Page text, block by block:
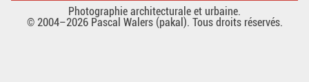
Photographie architecturale et urbaine.
© 2004–2026 Pascal Walers (pakal). Tous droits réservés.